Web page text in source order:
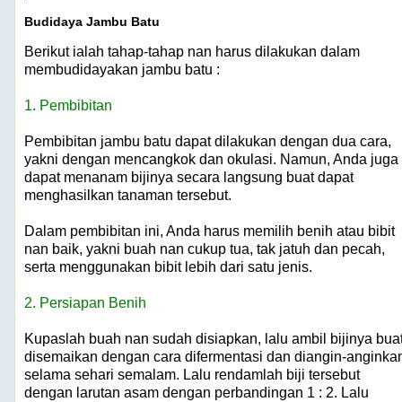
Budidaya Jambu Batu
Berikut ialah tahap-tahap nan harus dilakukan dalam
membudidayakan jambu batu :
1. Pembibitan
Pembibitan jambu batu dapat dilakukan dengan dua cara,
yakni dengan mencangkok dan okulasi. Namun, Anda juga
dapat menanam bijinya secara langsung buat dapat
menghasilkan tanaman tersebut.
Dalam pembibitan ini, Anda harus memilih benih atau bibit
nan baik, yakni buah nan cukup tua, tak jatuh dan pecah,
serta menggunakan bibit lebih dari satu jenis.
2. Persiapan Benih
Kupaslah buah nan sudah disiapkan, lalu ambil bijinya
disemaikan dengan cara difermentasi dan diangin-
selama sehari semalam. Lalu rendamlah biji tersebut
dengan larutan asam dengan perbandingan 1 : 2. Lalu